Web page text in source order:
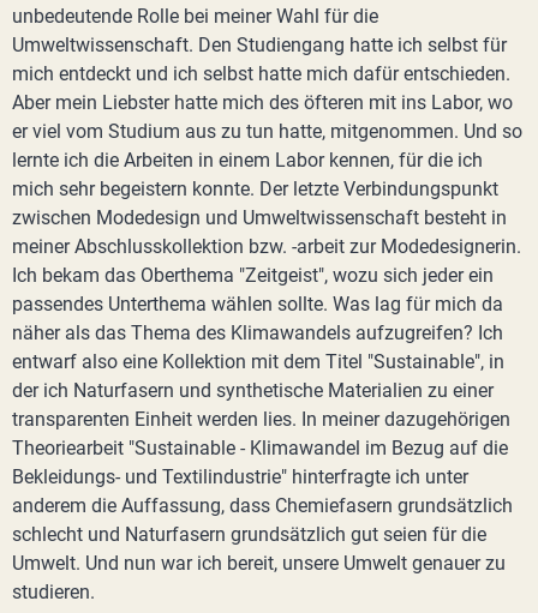
unbedeutende Rolle bei meiner Wahl für die
Umweltwissenschaft. Den Studiengang hatte ich selbst für
mich entdeckt und ich selbst hatte mich dafür entschieden.
Aber mein Liebster hatte mich des öfteren mit ins Labor, wo
er viel vom Studium aus zu tun hatte, mitgenommen. Und so
lernte ich die Arbeiten in einem Labor kennen, für die ich
mich sehr begeistern konnte. Der letzte Verbindungspunkt
zwischen Modedesign und Umweltwissenschaft besteht in
meiner Abschlusskollektion bzw. -arbeit zur Modedesignerin.
Ich bekam das Oberthema "Zeitgeist", wozu sich jeder ein
passendes Unterthema wählen sollte. Was lag für mich da
näher als das Thema des Klimawandels aufzugreifen? Ich
entwarf also eine Kollektion mit dem Titel "Sustainable", in
der ich Naturfasern und synthetische Materialien zu einer
transparenten Einheit werden lies. In meiner dazugehörigen
Theoriearbeit "Sustainable - Klimawandel im Bezug auf die
Bekleidungs- und Textilindustrie" hinterfragte ich unter
anderem die Auffassung, dass Chemiefasern grundsätzlich
schlecht und Naturfasern grundsätzlich gut seien für die
Umwelt. Und nun war ich bereit, unsere Umwelt genauer zu
studieren.